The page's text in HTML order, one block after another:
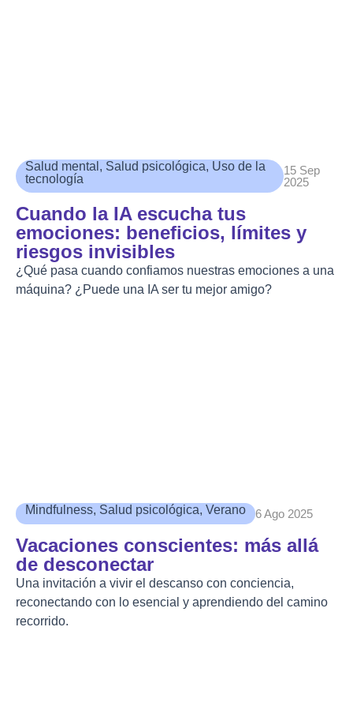
Salud mental , Salud psicológica, Uso de la
tecnología
15 Sep
2025
Cuando la IA escucha tus
emociones: beneficios, límites y
riesgos invisibles
¿Qué pasa cuando confiamos nuestras emociones a una
máquina? ¿Puede una IA ser tu mejor amigo?
Mindfulness, Salud psicológica, Verano 6 Ago 2025
Vacaciones conscientes: más allá
de desconectar
Una invitación a vivir el descanso con conciencia,
reconectando con lo esencial y aprendiendo del camino
recorrido.